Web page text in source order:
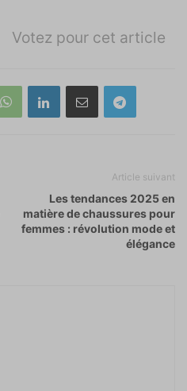
Votez pour cet article
Article suivant
Les tendances 2025 en
matière de chaussures pour
femmes : révolution mode et
élégance